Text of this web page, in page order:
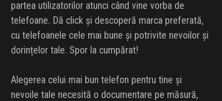
partea utilizatorilor atunci când vine vorba de
telefoane. Dă click și descoperă marca preferată,
cu telefoanele cele mai bune și potrivite nevoilor și
dorințelor tale. Spor la cumpărat!
Alegerea celui mai bun telefon pentru tine și
nevoile tale necesită o documentare pe măsură,